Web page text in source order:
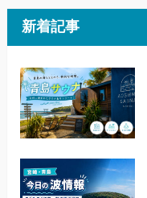
新着記事